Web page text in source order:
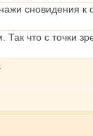
сновидения к
что с точки